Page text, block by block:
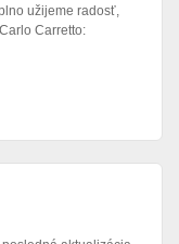
užijeme radosť,
Carretto: